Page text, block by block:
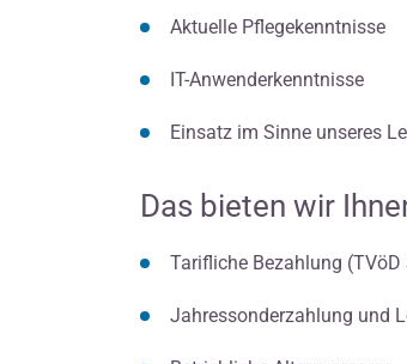
Aktuelle Pflegekenntnisse
IT-Anwenderkenntnisse
Einsatz im Sinne unseres
Das bieten wir
Tarifliche Bezahlung
Jahressonderzahlung und